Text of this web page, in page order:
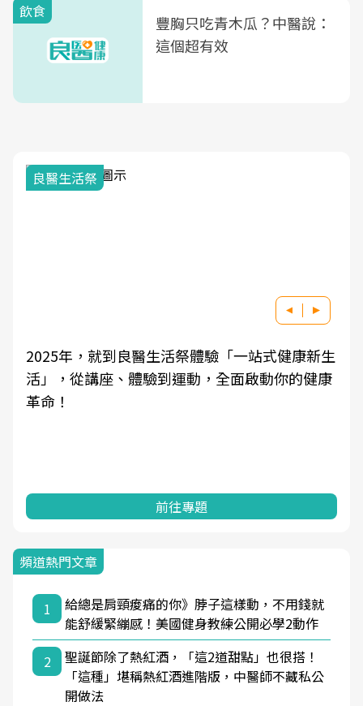
飲食
豐胸只吃青木瓜？中醫說：
這個超有效
良醫生活祭
2025年，就到良醫生活祭體驗「一站式健康新生
活」，從講座、體驗到運動，全面啟動你的健康
革命！
前往專題
頻道熱門文章
1
給總是肩頸痠痛的你》脖子這樣動，不用錢就
能舒緩緊繃感！美國健身教練公開必學2動作
2
聖誕節除了熱紅酒，「這2道甜點」也很搭！
「這種」堪稱熱紅酒進階版，中醫師不藏私公
開做法